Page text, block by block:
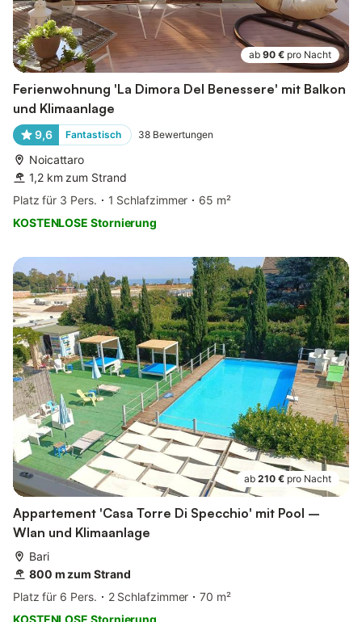
ab 90 € pro Nacht
Ferienwohnung 'La Dimora Del Benessere' mit Balkon
und Klimaanlage
9,6 Fantastisch 38 Bewertungen
Noicattaro
1,2 km zum Strand
Platz für 3 Pers.
1 Schlafzimmer
65 m²
KOSTENLOSE Stornierung
ab 210 € pro Nacht
Appartement 'Casa Torre Di Specchio' mit Pool –
Wlan und Klimaanlage
Bari
800 m zum Strand
Platz für 6 Pers.
2 Schlafzimmer
70 m²
KOSTENLOSE Stornierung